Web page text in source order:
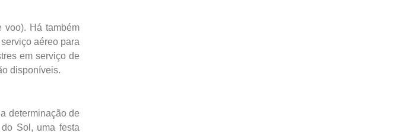
Há também
aéreo para
em serviço de
disponíveis.
determinação de
Sol, uma festa